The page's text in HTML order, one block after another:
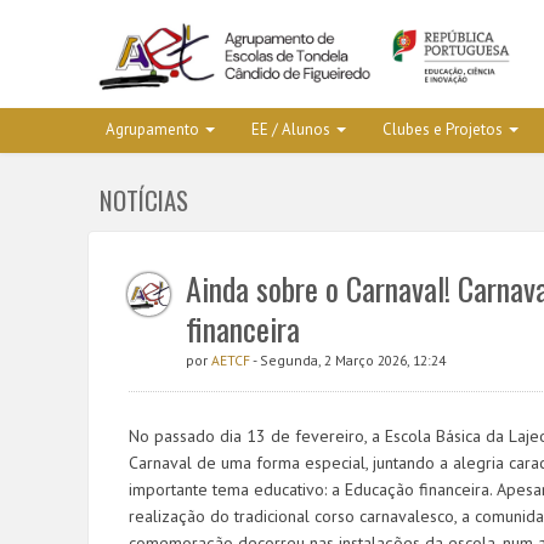
Agrupamento EE / Alunos Clubes e Projetos
NOTÍCIAS
Ainda sobre o Carnaval!
financeira
por AETCF- Segunda, 2 Março 2026, 12:24
No passado dia 13 de fevereiro, a Escola Básica da
Carnaval de uma forma especial, juntando a alegria
importante tema educativo: a Educação financeira.
realização do tradicional corso carnavalesco, a